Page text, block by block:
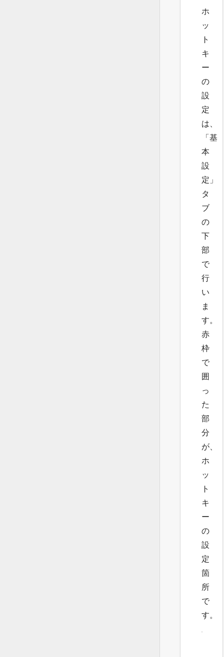
ホ
ッ
ト
キ
ー
の
設
定
は、
「基
本
設
定」
タ
ブ
の
下
部
で
行
い
ま
す。
赤
枠
で
囲
っ
た
部
分
が、
ホ
ッ
ト
キ
ー
の
設
定
箇
所
で
す。